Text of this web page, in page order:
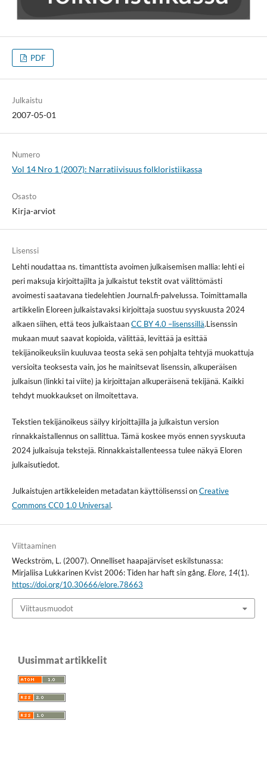
PDF
Julkaistu
2007-05-01
Numero
Vol 14 Nro 1 (2007): Narratiivisuus folkloristiikassa
Osasto
Kirja-arviot
Lisenssi
Lehti noudattaa ns. timanttista avoimen julkaisemisen mallia: lehti ei
peri maksuja kirjoittajilta ja julkaistut tekstit ovat välittömästi
avoimesti saatavana tiedelehtien Journal.fi-palvelussa. Toimittamalla
artikkelin Eloreen julkaistavaksi kirjoittaja suostuu syyskuusta 2024
alkaen siihen, että teos julkaistaanCC BY 4.0 –lisenssillä.Lisenssin
mukaan muut saavat kopioida, välittää, levittää ja esittää
tekijänoikeuksiin kuuluvaa teosta sekä sen pohjalta tehtyjä muokattuja
versioita teoksesta vain, jos he mainitsevat lisenssin, alkuperäisen
julkaisun (linkki tai viite) ja kirjoittajan alkuperäisenä tekijänä. Kaikki
tehdyt muokkaukset on ilmoitettava.
Tekstien tekijänoikeus säilyy kirjoittajilla ja julkaistun version
rinnakkaistallennus on sallittua. Tämä koskee myös ennen syyskuuta
2024 julkaisuja tekstejä. Rinnakkaistallenteessa tulee näkyä Eloren
julkaisutiedot.
Julkaistujen artikkeleiden metadatan käyttölisenssi onCreative
Commons CC0 1.0 Universal.
Viittaaminen
Weckström, L. (2007). Onnelliset haapajärviset eskilstunassa:
Mirjaliisa Lukkarinen Kvist 2006: Tiden har haft sin gång. Elore, 14(1).
https://doi.org/10.30666/elore.78663
Viittausmuodot
Uusimmat artikkelit